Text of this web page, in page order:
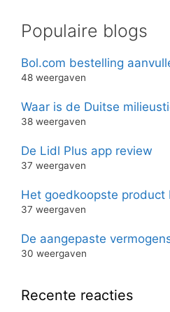
Populaire blogs
Bol.com bestelling
48 weergaven
Waar is de Duitse
38 weergaven
De Lidl Plus app review
37 weergaven
Het goedkoopste product
37 weergaven
De aangepaste
30 weergaven
Recente reacties